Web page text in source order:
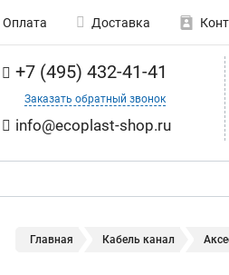
Оплата Доставка
+7 (495) 432-41-41
Заказать обратный звонок
info@ecoplast-shop.ru
Главная Кабель канал